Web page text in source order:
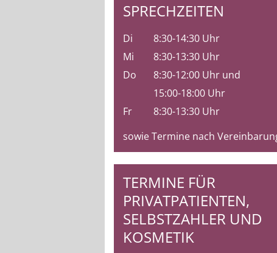
SPRECHZEITEN
Di
8:30-14:30 Uhr
Mi
8:30-13:30 Uhr
Do
8:30-12:00 Uhr und
15:00-18:00 Uhr
Fr
8:30-13:30 Uhr
sowie Termine nach
TERMINE FÜR
PRIVATPATIENTEN,
SELBSTZAHLER UND
KOSMETIK